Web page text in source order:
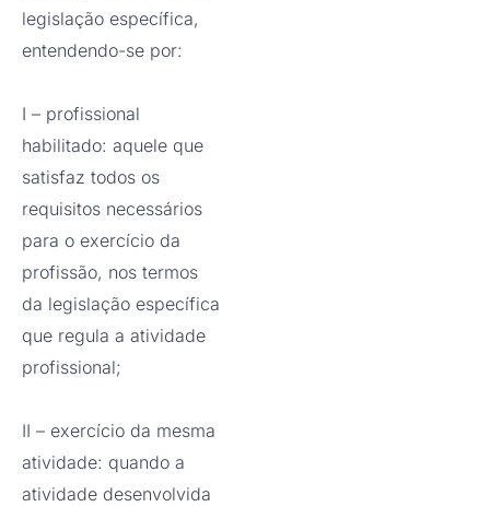
legislação específica,
entendendo-se por:
I – profissional
habilitado: aquele que
satisfaz todos os
requisitos necessários
para o exercício da
profissão, nos termos
da legislação específica
que regula a atividade
profissional;
II – exercício da mesma
atividade: quando a
atividade desenvolvida